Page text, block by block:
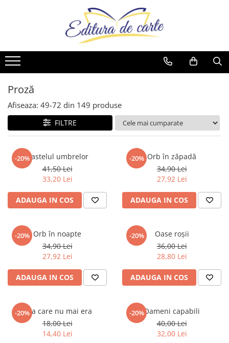
Capital
Evenimentul Zilei
Artă
Beletristică
Cultură generală
Cărți pentru copii
Drept/Legislație
Filosofie
Gastronomie
Hobby
Istorie
Istorie/Critica
Jurnale/Memorii
Manuale scolare/Cursuri
Medicină
Poezie
Politică/Geopolitică
Cărți
Reviste
Capital
Evenimentul Istoric
electronice
Reviste
Comunicate
Cărți
Reviste
Proză
Afiseaza: 49-72 din 149 produse
FILTRE
-20%Castelul umbrelor
41,50 Lei
33,20 Lei
ADAUGA IN COS
-20% Orb în zăpadă
34,90 Lei
27,92 Lei
ADAUGA IN COS
-20% Orb în noapte
34,90 Lei
27,92 Lei
ADAUGA IN COS
-20%
Oase roșii
36,00 Lei
28,80 Lei
ADAUGA IN COS
-20%Cea care nu mai era
18,00 Lei
14,40 Lei
-20%Oameni capabili
40,00 Lei
32,00 Lei